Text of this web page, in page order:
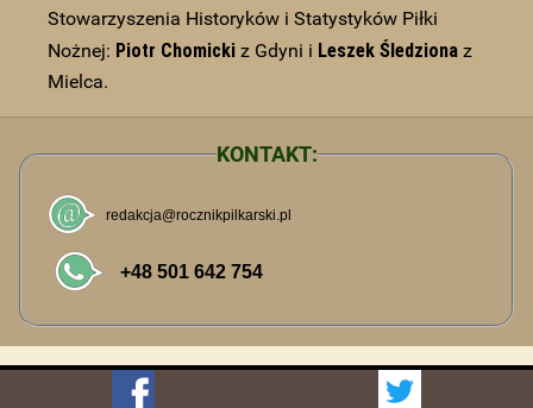
Stowarzyszenia Historyków i Statystyków Piłki
Nożnej: Piotr Chomicki z Gdyni i Leszek Śledziona z
Mielca.
KONTAKT: